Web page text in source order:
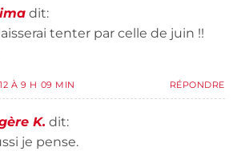
dit:
tenter par celle de juin !!
À 9 H 09 MIN RÉPONDRE
K. dit:
je pense.